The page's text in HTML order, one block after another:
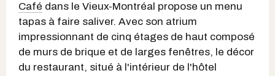
Café dans le Vieux-Montréal propose un menu
tapas à faire saliver. Avec son atrium
impressionnant de cinq étages de haut composé
de murs de brique et de larges fenêtres, le décor
du restaurant, situé à l'intérieur de l'hôtel